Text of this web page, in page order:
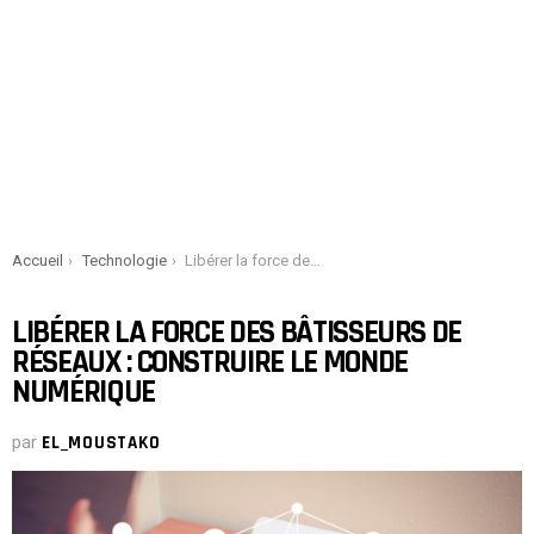
You are here:
Accueil Technologie Libérer la force des bâtisseurs de réseaux : Construire le monde numérique
LIBÉRER LA FORCE DES BÂTISSEURS DE
RÉSEAUX : CONSTRUIRE LE MONDE
NUMÉRIQUE
par EL_MOUSTAKO